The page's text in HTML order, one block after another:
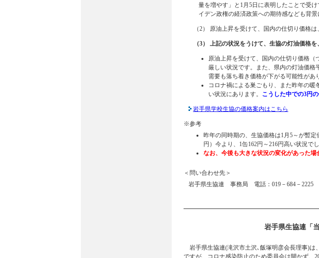
量を増やす」と1月5日に表明したことで受
イデン政権の経済政策への期待感なども背
（2） 原油上昇を受けて、国内の仕切り価格
（3） 上記の状況をうけて、生協の灯油価格を
原油上昇を受けて、国内の仕切り価格
厳しい状況です。また、県内の灯油価
需要も落ち着き価格が下がる可能性があ
コロナ禍による巣ごもり、また昨年の暖
い状況にあります。 こうした中での3円
岩手県学校生協の価格案内はこちら
※参考
昨年の同時期の、生協価格は1月5～が暫定
円）今より、1缶162円～216円高い状況でし
なお、今後も大きな状況の変化があった場
＜問い合わせ先＞
岩手県生協連 事務局 電話：019－684－2225
岩手県生協連「
岩手県生協連(滝沢市土沢､飯塚明彦会長理事)は
ですが、コロナ感染防止のため委員会は開かず、